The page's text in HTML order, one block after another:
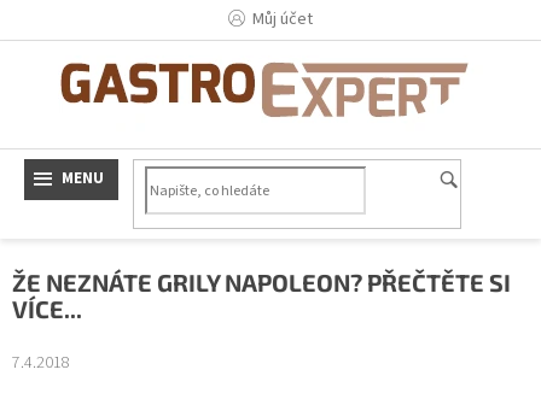
Můj účet
ŽE NEZNÁTE GRILY NAPOLEON? PŘEČTĚTE SI
VÍCE...
7.4.2018